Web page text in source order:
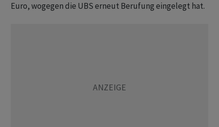
Euro, wogegen die UBS erneut Berufung eingelegt hat.